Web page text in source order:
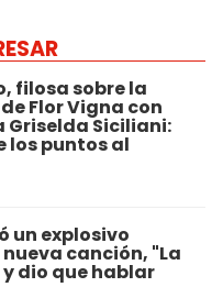
filosa sobre la
Flor Vigna con
Siciliani:
los puntos al
un explosivo
canción, "La
dio que hablar